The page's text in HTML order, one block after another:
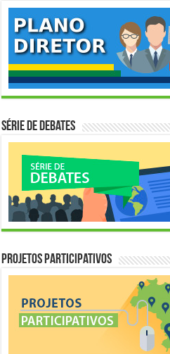
Série de Debates
Projetos Participativos